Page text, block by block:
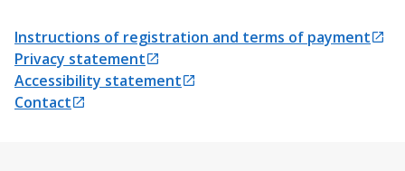
Instructions of registration and terms of payment
Opens in a new tab
Privacy statement
Opens in a new tab
Accessibility statement
Opens in a new tab
Contact
Opens in a new tab